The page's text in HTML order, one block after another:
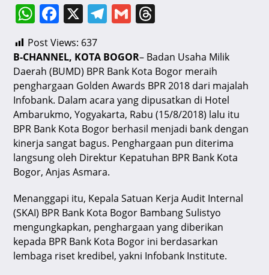
W
h
at
s
A
p
p
F
c
e
b
o
o
k
X T
e
gr
a
m
G
ai
l
e
a
d
s
Post Views: 637
B-CHANNEL, KOTA BOGOR– Badan Usaha Milik
Daerah (BUMD) BPR Bank Kota Bogor meraih
penghargaan Golden Awards BPR 2018 dari majalah
Infobank. Dalam acara yang dipusatkan di Hotel
Ambarukmo, Yogyakarta, Rabu (15/8/2018) lalu itu
BPR Bank Kota Bogor berhasil menjadi bank dengan
kinerja sangat bagus. Penghargaan pun diterima
langsung oleh Direktur Kepatuhan BPR Bank Kota
Bogor, Anjas Asmara.
Menanggapi itu, Kepala Satuan Kerja Audit Internal
(SKAI) BPR Bank Kota Bogor Bambang Sulistyo
mengungkapkan, penghargaan yang diberikan
kepada BPR Bank Kota Bogor ini berdasarkan
lembaga riset kredibel, yakni Infobank Institute.